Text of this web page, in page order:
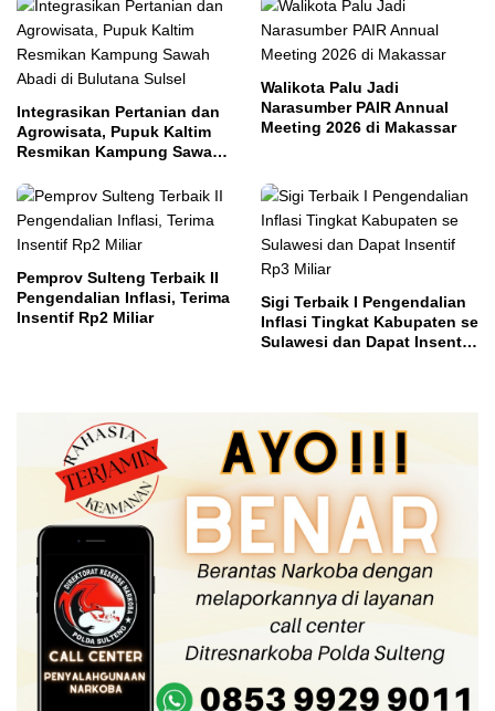
Integrasikan Pertanian dan
Agrowisata, Pupuk Kaltim
Resmikan Kampung Sawah
Walikota Palu Jadi
Narasumber PAIR Annual
Meeting 2026 di Makassar
Pemprov Sulteng Terbaik II
Pengendalian Inflasi, Terima
Insentif Rp2 Miliar
Sigi Terbaik I Pengendalian
Inflasi Tingkat Kabupaten se
Sulawesi dan Dapat Insentif